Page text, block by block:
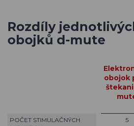
Rozdíly
obojků d-mute
POČET STIMULAČNÝCH
obojok
5